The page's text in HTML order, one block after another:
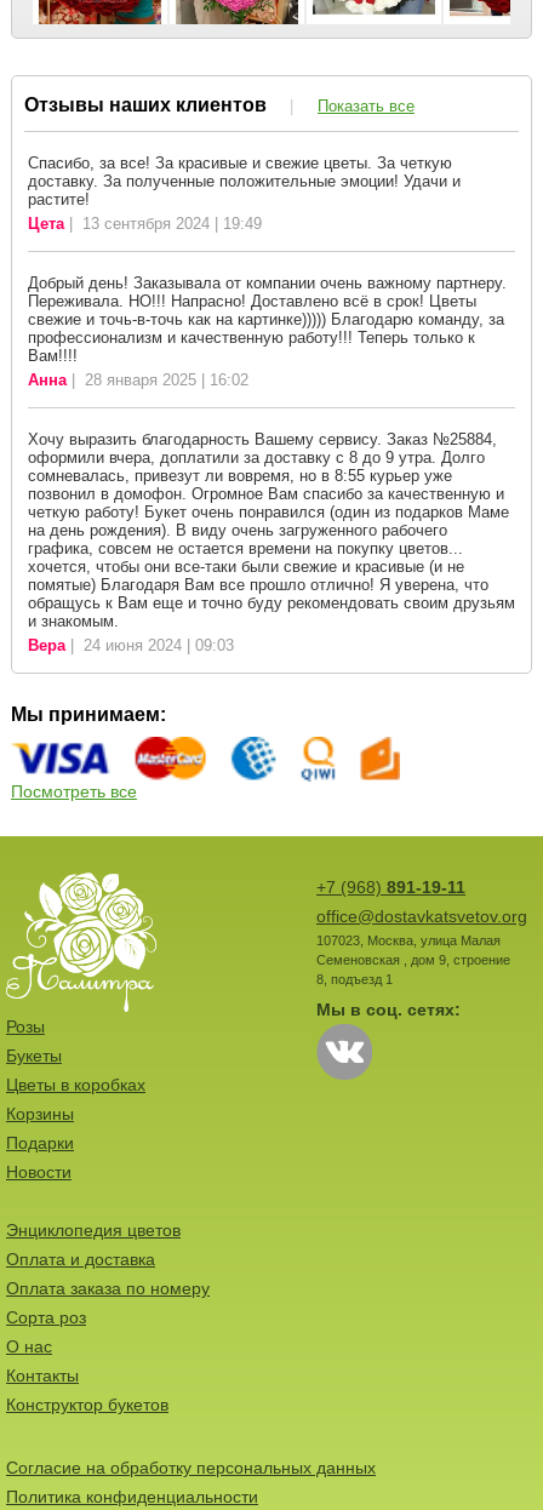
Отзывы наших клиентов | Показать все
Спасибо, за все! За красивые и свежие цветы. За четкую
доставку. За полученные положительные эмоции! Удачи и
растите!
Цета| 13 сентября 2024 | 19:49
Добрый день! Заказывала от компании очень важному партнеру.
Переживала. НО!!! Напрасно! Доставлено всё в срок! Цветы
свежие и точь-в-точь как на картинке))))) Благодарю команду, за
профессионализм и качественную работу!!! Теперь только к
Вам!!!!
Анна| 28 января 2025 | 16:02
Хочу выразить благодарность Вашему сервису. Заказ №25884,
оформили вчера, доплатили за доставку с 8 до 9 утра. Долго
сомневалась, привезут ли вовремя, но в 8:55 курьер уже
позвонил в домофон. Огромное Вам спасибо за качественную и
четкую работу! Букет очень понравился (один из подарков Маме
на день рождения). В виду очень загруженного рабочего
графика, совсем не остается времени на покупку цветов...
хочется, чтобы они все-таки были свежие и красивые (и не
помятые) Благодаря Вам все прошло отлично! Я уверена, что
обращусь к Вам еще и точно буду рекомендовать своим друзьям
и знакомым.
Вера| 24 июня 2024 | 09:03
Мы принимаем:
Посмотреть все
+7 (968) 891-19-11
office@dostavkatsvetov.org
107023, Москва, улица Малая
Семеновская , дом 9, строение
8, подъезд 1
Мы в соц. сетях:
Розы
Букеты
Цветы в коробках
Корзины
Подарки
Новости
Энциклопедия цветов
Оплата и доставка
Оплата заказа по номеру
Сорта роз
О нас
Контакты
Конструктор букетов
Согласие на обработку персональных данных
Политика конфиденциальности